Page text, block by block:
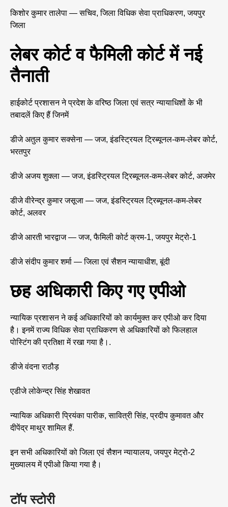
टॉप स्टोरी
किशोर कुमार तालेपा — सचिव, जिला विधिक सेवा प्राधिकरण, जयपुर
जिला
लेबर कोर्ट व फैमिली कोर्ट में नई
तैनाती
हाईकोर्ट प्रशासन ने प्रदेश के वरिष्ठ जिला एवं सत्र न्यायाधिशों के भी
तबादलें किए हैं जिनमें
डीजे अतुल कुमार सक्सेना — जज, इंडस्ट्रियल ट्रिब्यूनल-कम-लेबर कोर्ट,
भरतपुर
डीजे अजय शुक्ला — जज, इंडस्ट्रियल ट्रिब्यूनल-कम-लेबर कोर्ट, अजमेर
डीजे वीरेन्द्र कुमार जसूजा — जज, इंडस्ट्रियल ट्रिब्यूनल-कम-लेबर
कोर्ट, अलवर
डीजे आरती भारद्वाज — जज, फैमिली कोर्ट क्रम-1, जयपुर मेट्रो-1
डीजे संदीप कुमार शर्मा — जिला एवं सैशन न्यायाधीश, बूंदी
छह अधिकारी किए गए एपीओ
न्यायिक प्रशासन ने कई अधिकारियों को कार्यमुक्त कर एपीओ कर दिया
है। इनमें राज्य विधिक सेवा प्राधिकरण से अधिकारियों को फिलहाल
पोस्टिंग की प्रतिक्षा में रखा गया है।.
डीजे वंदना राठौड़
एडीजे लोकेन्द्र सिंह शेखावत
न्यायिक अधिकारी प्रियंका पारीक, सावित्री सिंह, प्रदीप कुमावत और
दीपेंद्र माथुर शामिल हैं.
इन सभी अधिकारियों को जिला एवं सैशन न्यायालय, जयपुर मेट्रो-2
मुख्यालय में एपीओ किया गया है।